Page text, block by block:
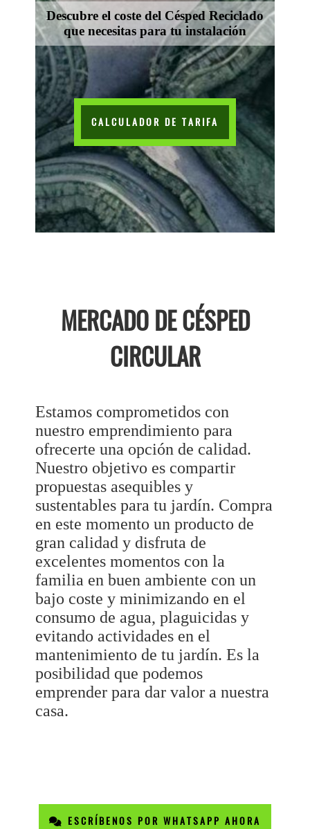
Descubre el coste del Césped Reciclado
que necesitas para tu instalación
CALCULADOR DE TARIFA
MERCADO DE CÉSPED
CIRCULAR
Estamos comprometidos con
nuestro emprendimiento para
ofrecerte una opción de calidad.
Nuestro objetivo es compartir
propuestas asequibles y
sustentables para tu jardín. Compra
en este momento un producto de
gran calidad y disfruta de
excelentes momentos con la
familia en buen ambiente con un
bajo coste y minimizando en el
consumo de agua, plaguicidas y
evitando actividades en el
mantenimiento de tu jardín. Es la
posibilidad que podemos
emprender para dar valor a nuestra
casa.
ESCRÍBENOS POR WHATSAPP AHORA